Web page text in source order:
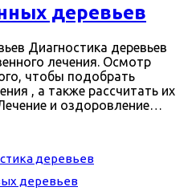
деревьев
Диагностика деревьев
лечения. Осмотр
чтобы подобрать
, а также рассчитать их
и оздоровление…
деревьев
деревьев